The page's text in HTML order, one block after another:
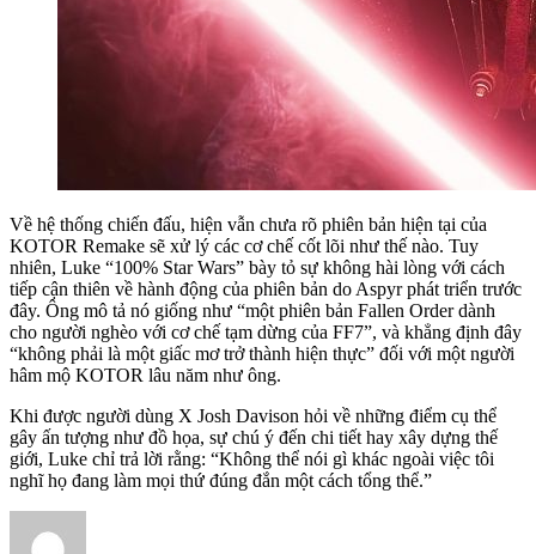
Về hệ thống chiến đấu, hiện vẫn chưa rõ phiên bản hiện tại của
KOTOR Remake sẽ xử lý các cơ chế cốt lõi như thế nào. Tuy
nhiên, Luke “100% Star Wars” bày tỏ sự không hài lòng với cách
tiếp cận thiên về hành động của phiên bản do Aspyr phát triển trước
đây. Ông mô tả nó giống như “một phiên bản Fallen Order dành
cho người nghèo với cơ chế tạm dừng của FF7”, và khẳng định đây
“không phải là một giấc mơ trở thành hiện thực” đối với một người
hâm mộ KOTOR lâu năm như ông.
Khi được người dùng X Josh Davison hỏi về những điểm cụ thể
gây ấn tượng như đồ họa, sự chú ý đến chi tiết hay xây dựng thế
giới, Luke chỉ trả lời rằng: “Không thể nói gì khác ngoài việc tôi
nghĩ họ đang làm mọi thứ đúng đắn một cách tổng thể.”